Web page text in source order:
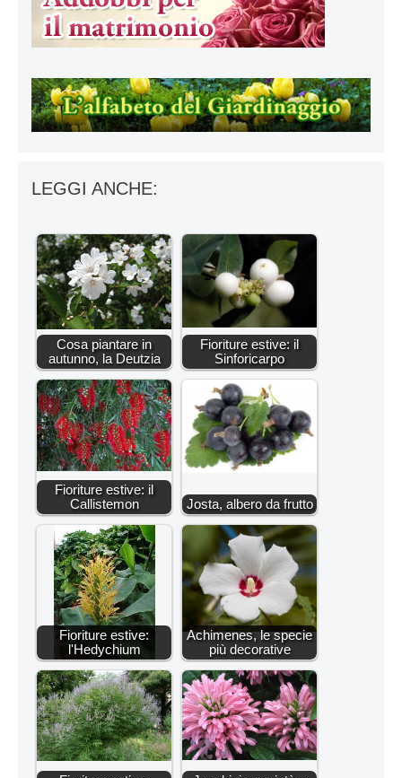
LEGGI ANCHE:
Cosa piantare in
autunno, la Deutzia
Fioriture estive: il
Sinforicarpo
Fioriture estive: il
Callistemon
Josta, albero da frutto
Fioriture estive:
l'Hedychium
Achimenes, le specie
più decorative